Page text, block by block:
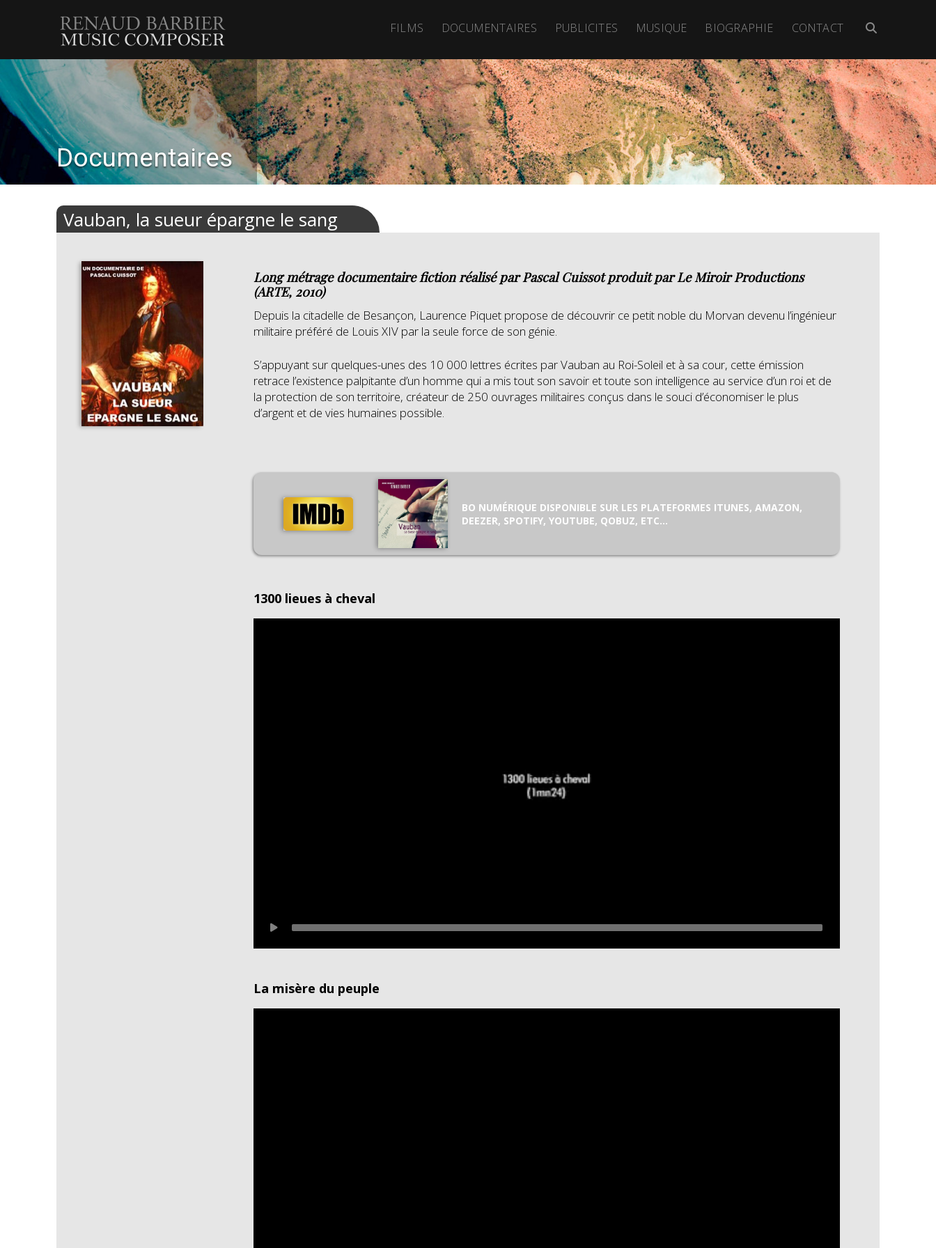
Renaud
Barbier
FILMS DOCUMENTAIRES PUBLICITES MUSIQUE BIOGRAPHIE CONTACT
Documentaires
Vauban, la sueur épargne le sang
Long métrage documentaire fiction réalisé par Pascal Cuissot produit par Le Miroir Productions
(ARTE, 2010)
Depuis la citadelle de Besançon, Laurence Piquet propose de découvrir ce petit noble du Morvan devenu l’ingénieur
militaire préféré de Louis XIV par la seule force de son génie.
S’appuyant sur quelques-unes des 10 000 lettres écrites par Vauban au Roi-Soleil et à sa cour, cette émission
retrace l’existence palpitante d’un homme qui a mis tout son savoir et toute son intelligence au service d’un roi et de
la protection de son territoire, créateur de 250 ouvrages militaires conçus dans le souci d’économiser le plus
d’argent et de vies humaines possible.
BO NUMÉRIQUE DISPONIBLE SUR LES PLATEFORMES ITUNES, AMAZON,
DEEZER, SPOTIFY, YOUTUBE, QOBUZ, ETC…
1300 lieues à cheval
La misère du peuple